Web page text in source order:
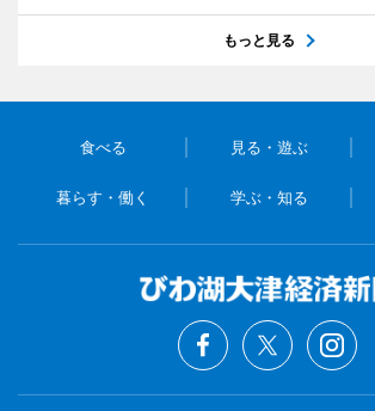
もっと見る
食べる 見る・遊ぶ
暮らす・働く 学ぶ・知る